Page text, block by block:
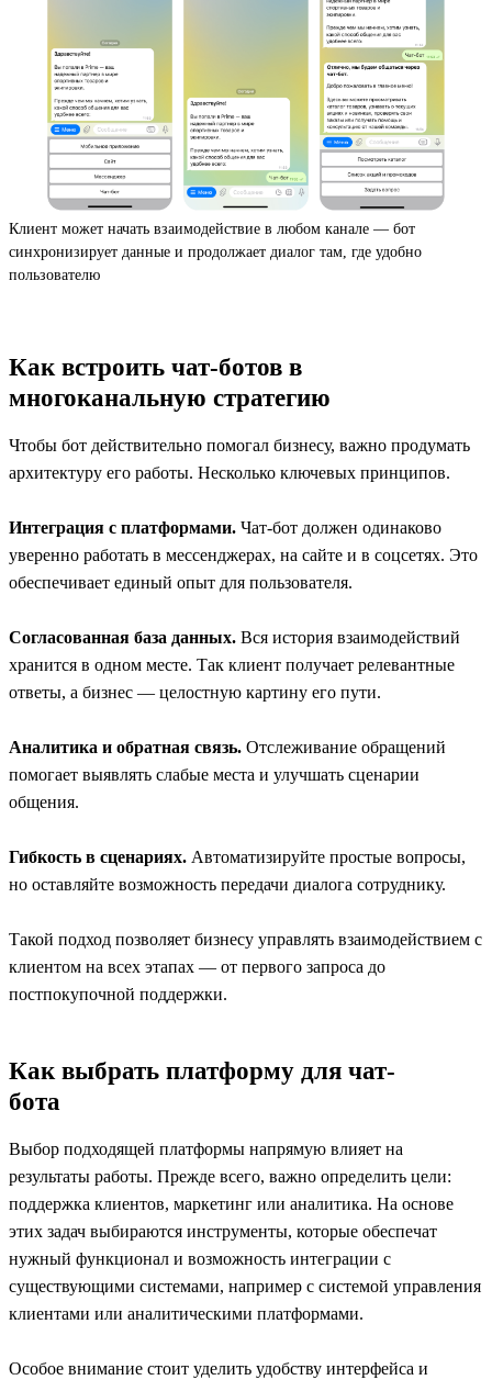
Клиент может начать взаимодействие в любом канале — бот
синхронизирует данные и продолжает диалог там, где удобно
пользователю
Как встроить чат-ботов в
многоканальную стратегию
Чтобы бот действительно помогал бизнесу, важно продумать
архитектуру его работы. Несколько ключевых принципов.
Интеграция с платформами. Чат-бот должен одинаково
уверенно работать в мессенджерах, на сайте и в соцсетях. Это
обеспечивает единый опыт для пользователя.
Согласованная база данных. Вся история взаимодействий
хранится в одном месте. Так клиент получает релевантные
ответы, а бизнес — целостную картину его пути.
Аналитика и обратная связь. Отслеживание обращений
помогает выявлять слабые места и улучшать сценарии
общения.
Гибкость в сценариях. Автоматизируйте простые вопросы,
но оставляйте возможность передачи диалога сотруднику.
Такой подход позволяет бизнесу управлять взаимодействием с
клиентом на всех этапах — от первого запроса до
постпокупочной поддержки.
Как выбрать платформу для чат-
бота
Выбор подходящей платформы напрямую влияет на
результаты работы. Прежде всего, важно определить цели:
поддержка клиентов, маркетинг или аналитика. На основе
этих задач выбираются инструменты, которые обеспечат
нужный функционал и возможность интеграции с
существующими системами, например с системой управления
клиентами или аналитическими платформами.
Особое внимание стоит уделить удобству интерфейса и